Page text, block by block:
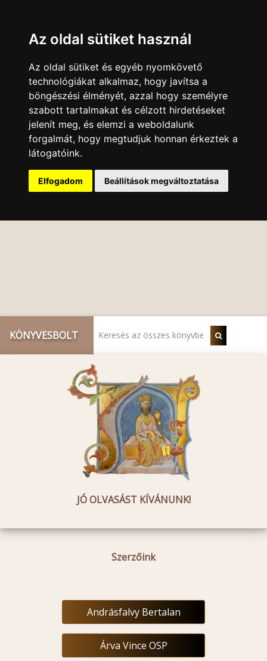
Az oldal sütiket használ
Az oldal sütiket és egyéb nyomkövető
technológiákat alkalmaz, hogy javítsa a
böngészési élményét, azzal hogy személyre
szabott tartalmakat és célzott hirdetéseket
jelenít meg, és elemzi a weboldalunk
forgalmát, hogy megtudjuk honnan érkeztek a
látogatóink.
Elfogadom Beállítások megváltoztatása
KÖNYVESBOLT
JÓ OLVASÁST KÍVÁNUNK!
Szerzőink
Andrásfalvy Bertalan
Árva Vince OSP